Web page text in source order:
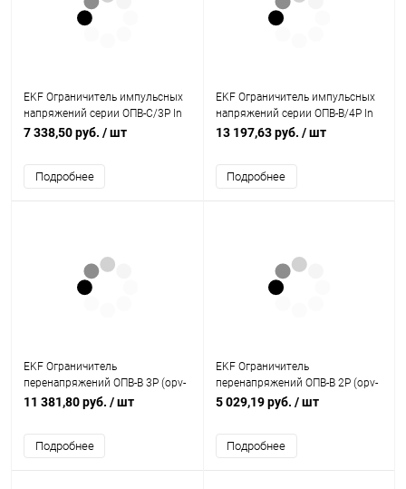
EKF Ограничитель импульсных
напряжений серии ОПВ-C/3P In
20кА 400В (с сигнализацией)
7 338,50 руб. / шт
Подробнее
EKF Ограничитель импульсных
напряжений серии ОПВ-B/4P In
30кА 400В (opv-b4)
13 197,63 руб. / шт
Подробнее
EKF Ограничитель
перенапряжений ОПВ-B 3P (opv-
b3)
11 381,80 руб. / шт
Подробнее
EKF Ограничитель
перенапряжений ОПВ-B 2P (opv-
b2)
5 029,19 руб. / шт
Подробнее